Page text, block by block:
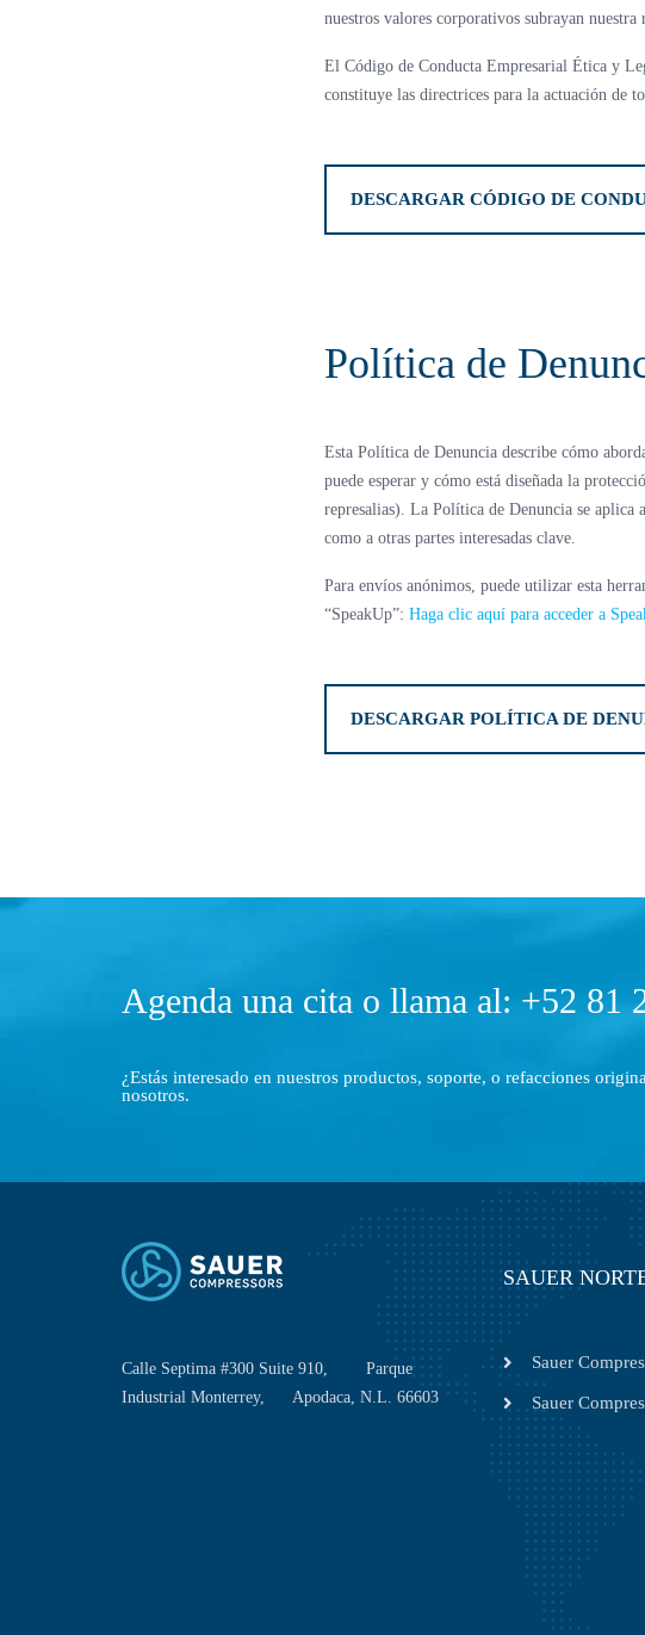
nuestros valores corporativos subrayan nuestra
El Código de Conducta Empresarial Ética y
constituye las directrices para la actuación de
DESCARGAR CÓDIGO DE
Política de
Esta Política de Denuncia describe cómo
puede esperar y cómo está diseñada la
represalias). La Política de Denuncia se
como a otras partes interesadas clave.
Para envíos anónimos, puede utilizar esta
“SpeakUp”: Haga clic aquí para acceder a
DESCARGAR POLÍTICA DE
Agenda una cita o llama al: +52 81
¿Estás interesado en nuestros productos, soporte, o refacciones
nosotros.
Calle Septima #300 Suite 910, Parque
Industrial Monterrey, Apodaca, N.L. 66603
SAUER
Sauer
Sauer